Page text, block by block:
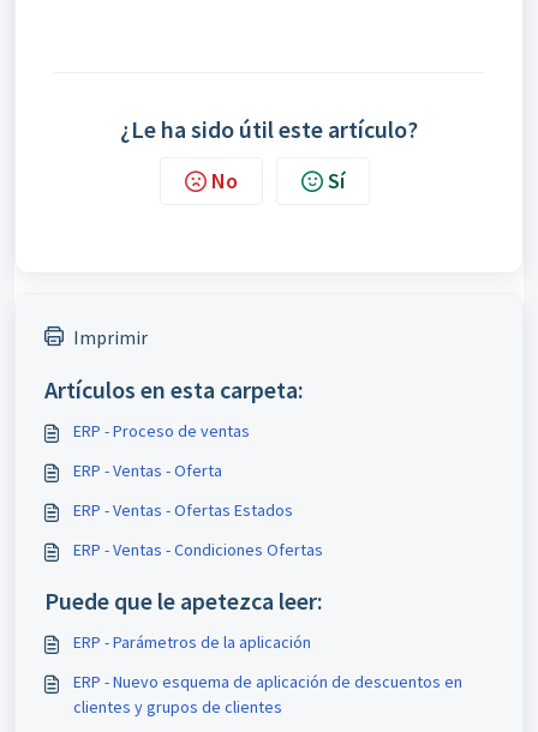
¿Le ha sido útil este artículo?
No Sí
Imprimir
Artículos en esta carpeta:
ERP - Proceso de ventas
ERP - Ventas - Oferta
ERP - Ventas - Ofertas Estados
ERP - Ventas - Condiciones Ofertas
Puede que le apetezca leer:
ERP - Parámetros de la aplicación
ERP - Nuevo esquema de aplicación de descuentos en
clientes y grupos de clientes